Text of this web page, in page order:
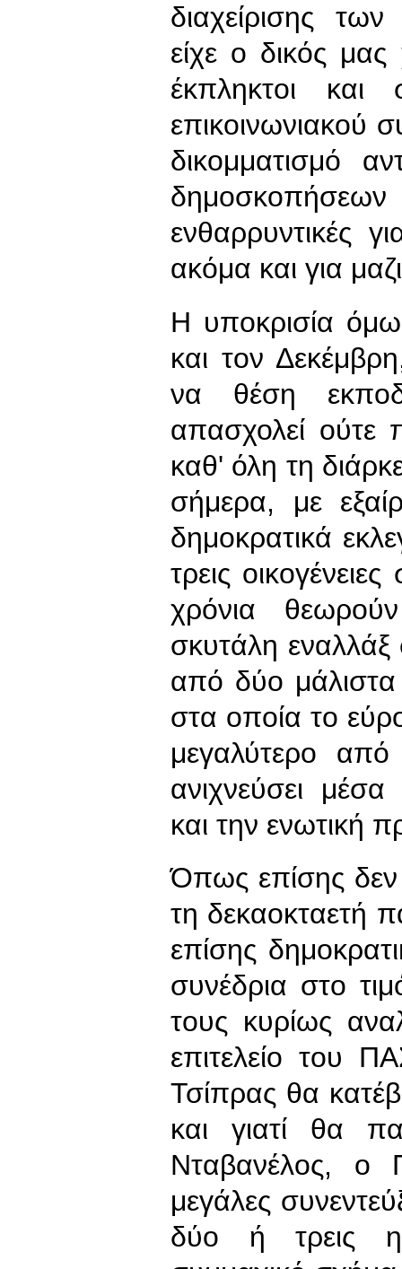
διαχείρισης
είχε ο δικός
έκπληκτοι και
επικοινωνιακού
δικομματισμό
ενθαρρυντικές
ακόμα και για
Η υποκρισία
και τον
να θέση
απασχολεί ούτε
καθ' όλη τη
σήμερα, με
δημοκρατικά
τρεις
χρόνια
σκυτάλη
από δύο
στα οποία το
μεγαλύτερο
ανιχνεύσει
και την ενωτική
Όπως επίσης δεν
τη δεκαοκταετή
επίσης
συνέδρια στο
τους κυρίως
επιτελείο του
Τσίπρας θα
και γιατί θα
Νταβανέλος, ο
μεγάλες
δύο ή τρεις